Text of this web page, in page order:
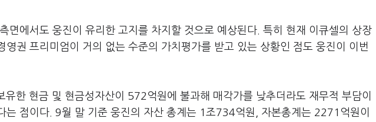
면에서도 웅진이 유리한 고지를 차지할 것으로 예상된다. 특히 현재 이큐셀의 상장
영권 프리미엄이 거의 없는 수준의 가치평가를 받고 있는 상황인 점도 웅진이 이번
한 현금 및 현금성자산이 572억원에 불과해 매각가를 낮추더라도 재무적 부담이
는 점이다. 9월 말 기준 웅진의 자산 총계는 1조734억원, 자본총계는 2271억원이